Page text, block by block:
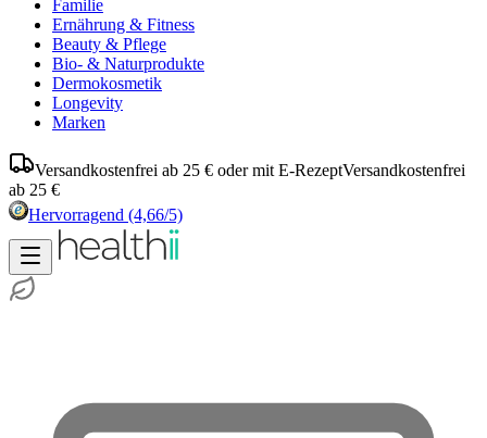
Familie
Ernährung & Fitness
Beauty & Pflege
Bio- & Naturprodukte
Dermokosmetik
Longevity
Marken
Versandkostenfrei ab 25 € oder mit E-RezeptVersandkostenfrei
ab 25 €
Hervorragend (4,66/5)